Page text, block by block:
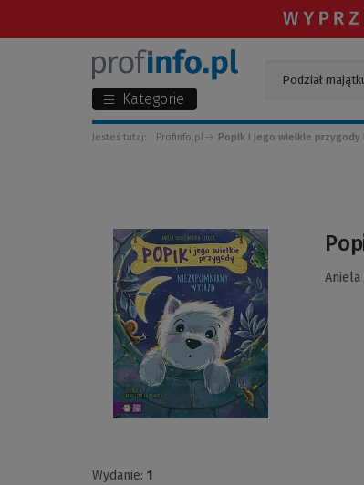
Kategorie
Jesteś tutaj: Profinfo.pl Popik i jego wielkie przygody
do
innej
Wydanie: 1